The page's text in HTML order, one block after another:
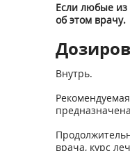
Если любые из
об этом врачу.
Внутрь.
врача, курс